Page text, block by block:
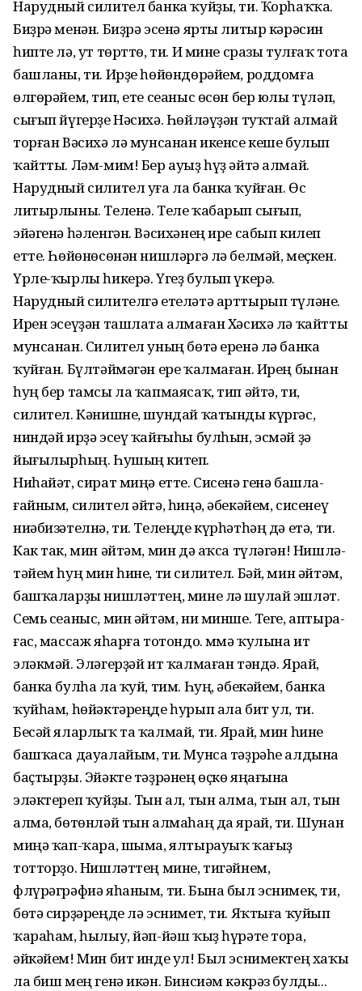
Нарудный силител банка ҡуйҙы, ти. Ҡорһаҡҡа.
Биҙрә менән. Биҙрә эсенә ярты литыр кәрәсин
һипте лә, ут төрттө, ти. И мине сразы тул­ғаҡ тота
башланы, ти. Ирҙе һөйөндөрәйем, род­домға
өлгөрәйем, тип, ете сеаныс өсөн бер юлы түләп,
сығып йүгерҙе Нәсихә. Һөйләүҙән туҡ­тай алмай
торған Вәсихә лә мунсанан икенсе кеше булып
ҡайтты. Ләм-мим! Бер ауыҙ һүҙ әйтә алмай.
Нарудный силител уға ла банка ҡуйған. Өс
литырлыны. Теленә. Теле ҡабарып сығып,
эйәгенә һәленгән. Вәсихәнең ире сабып килеп
етте. Һөйөнөсөнән нишләргә лә белмәй, меҫкен.
Үрле-ҡырлы һикерә. Үгеҙ булып үкерә.
Нарудный силителгә етеләтә арттырып түләне.
Ирен эсеүҙән ташлата алмаған Хәсихә лә ҡайтты
мунсанан. Силител уның бөтә еренә лә банка
ҡуй­ған. Бүлтәймәгән ере ҡалмаған. Ирең бынан
һуң бер тамсы ла ҡапмаясаҡ, тип әйтә, ти,
силител. Кә­­нишне, шундай ҡатынды күргәс,
ниндәй ирҙә эсеү ҡайғыһы булһын, эсмәй ҙә
йығылырһың. Һушың китеп.
Ниһайәт, сират миңә етте. Сисенә генә башла­
ғайным, силител әйтә, һиңә, әбекәйем, сисенеү
ниәбизәтелнә, ти. Телеңде күрһәтһәң дә етә, ти.
Как так, мин әйтәм, мин дә аҡса түләгән! Ниш­лә­
тәйем һуң мин һине, ти силител. Бәй, мин әйтәм,
башҡаларҙы нишләттең, мине лә шулай эшләт.
Семь сеаныс, мин әйтәм, ни минше. Теге, апты­ра­
ғас, массаж яһарға тотондо. Әммә ҡулына ит
эләкмәй. Эләгерҙәй ит ҡалмаған тәндә. Ярай,
банка булһа ла ҡуй, тим. Һуң, әбекәйем, банка
ҡуйһам, һөйәктәреңде һурып ала бит ул, ти.
Бесәй яларлыҡ та ҡалмай, ти. Ярай, мин һине
башҡаса дауалайым, ти. Мунса тәҙрәһе алдына
баҫтырҙы. Эйәкте тәҙрәнең өҫкө яңағына
эләктереп ҡуйҙы. Тын ал, тын алма, тын ал, тын
алма, бөтөнләй тын алмаһаң да ярай, ти. Шунан
миңә ҡап-ҡара, шыма, ялтырауыҡ ҡағыҙ
тотторҙо. Нишләттең мине, тигәйнем,
флүрәгрәфиә яһаным, ти. Бына был эснимек, ти,
бөтә сирҙәреңде лә эснимет, ти. Яҡтыға ҡуйып
ҡараһам, һылыу, йәп-йәш ҡыҙ һүрәте тора,
әйкәйем! Мин бит инде ул! Был эснимектең хаҡы
ла биш мең генә икән. Бинсиәм кәкрәз булды...